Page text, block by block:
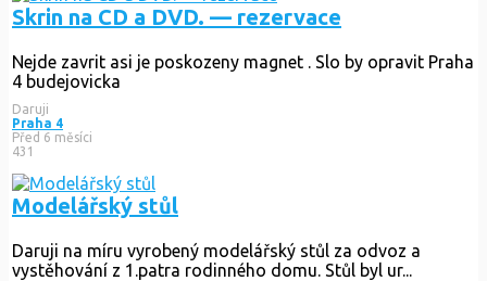
Skrin na CD a DVD. — rezervace
Nejde zavrit asi je poskozeny magnet . Slo by opravit Praha
4 budejovicka
Daruji
Praha 4
Před 6 měsíci
431
Modelářský stůl
Daruji na míru vyrobený modelářský stůl za odvoz a
vystěhování z 1.patra rodinného domu. Stůl byl ur...